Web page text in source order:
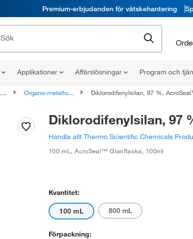
Premium-erbjudanden för vätskehantering
Applikationer Affärslösningar Program och
Organo-metalloida föreningar Diklorodifenylsilan, 97 %,
Diklorodifenylsilan, 97
Handla allt Thermo Scientific Chemicals
100 mL ,AcroSeal™ Glasflaska, 100ml
Kvantitet:
100 mL 800 mL
Förpackning: